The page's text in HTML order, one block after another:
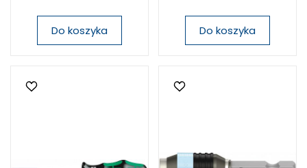
Do koszyka Do koszyka